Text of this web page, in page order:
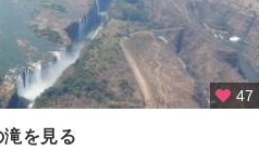
47
を見る